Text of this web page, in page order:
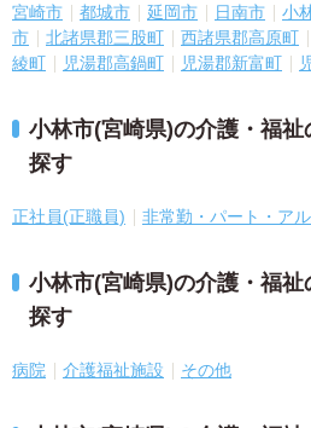
宮崎市 都城市 延岡市 日南市 小
市
北諸県郡三股町 西諸県郡高原町
綾町
児湯郡高鍋町 児湯郡新富町
小林市(宮崎県)の介護・福
探す
正社員(正職員) 非常勤・パート・ア
小林市(宮崎県)の介護・福
探す
病院 介護福祉施設 その他